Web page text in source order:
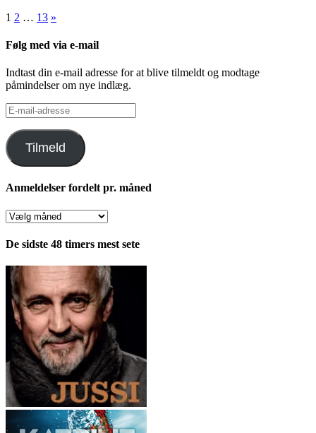
Indlægsinddeling
1 2 … 13 »
Følg med via e-mail
Indtast din e-mail adresse for at blive tilmeldt og modtage
påmindelser om nye indlæg.
E-
mail-
adresse
Tilmeld
Anmeldelser fordelt pr. måned
Anmeldelser
pr.
De sidste 48 timers mest sete